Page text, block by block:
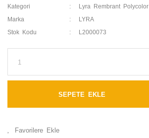
Kategori Lyra Rembrant Polycolor
Marka LYRA
Stok Kodu L2000073
SEPETE EKLE